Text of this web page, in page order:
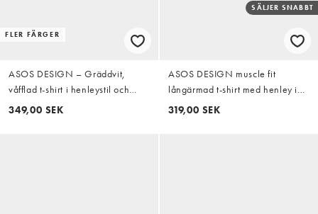
FLER FÄRGER
ASOS DESIGN – Gräddvit,
våfflad t-shirt i henleystil och
oversize med boxig passform och
349,00 SEK
SÄLJER SNABBT
ASOS DESIGN muscle fit
långärmad t-shirt med henley i
gråmelerad ribb
319,00 SEK